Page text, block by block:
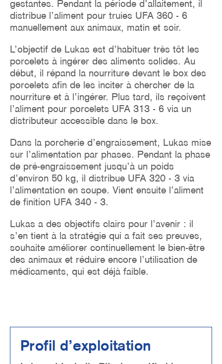
gestantes. Pendant la période d’allaitement, il
distribue l’aliment pour truies UFA 360 - 6
manuellement aux animaux, matin et soir.
L’objectif de Lukas est d’habituer très tôt les
porcelets à ingérer des aliments solides. Au
début, il répand la nourriture devant le box des
porcelets afin de les inciter à chercher de la
nourriture et à l’ingérer. Plus tard, ils reçoivent
l’aliment pour porcelets UFA 313 - 6 via un
distributeur accessible dans le box.
Dans la porcherie d’engraissement, Lukas mise
sur l’alimentation par phases. Pendant la phase
de pré-engraissement jusqu’à un poids
d’environ 50 kg, il distribue UFA 320 - 3 via
l’alimentation en soupe. Vient ensuite l’aliment
de finition UFA 340 - 3.
Lukas a des objectifs clairs pour l’avenir : il
s’en tient à la stratégie qui a fait ses preuves,
souhaite améliorer continuellement le bien-être
des animaux et réduire encore l’utilisation de
médicaments, qui est déjà faible.
Profil d’exploitation